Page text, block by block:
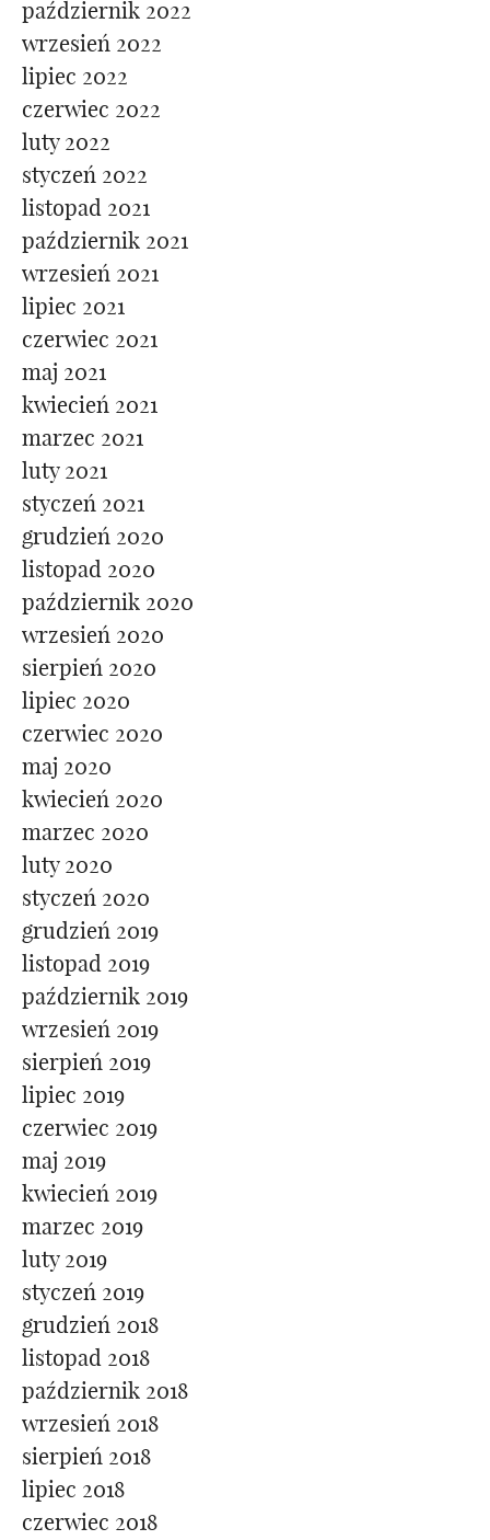
październik 2022
wrzesień 2022
lipiec 2022
czerwiec 2022
luty 2022
styczeń 2022
listopad 2021
październik 2021
wrzesień 2021
lipiec 2021
czerwiec 2021
maj 2021
kwiecień 2021
marzec 2021
luty 2021
styczeń 2021
grudzień 2020
listopad 2020
październik 2020
wrzesień 2020
sierpień 2020
lipiec 2020
czerwiec 2020
maj 2020
kwiecień 2020
marzec 2020
luty 2020
styczeń 2020
grudzień 2019
listopad 2019
październik 2019
wrzesień 2019
sierpień 2019
lipiec 2019
czerwiec 2019
maj 2019
kwiecień 2019
marzec 2019
luty 2019
styczeń 2019
grudzień 2018
listopad 2018
październik 2018
wrzesień 2018
sierpień 2018
lipiec 2018
czerwiec 2018